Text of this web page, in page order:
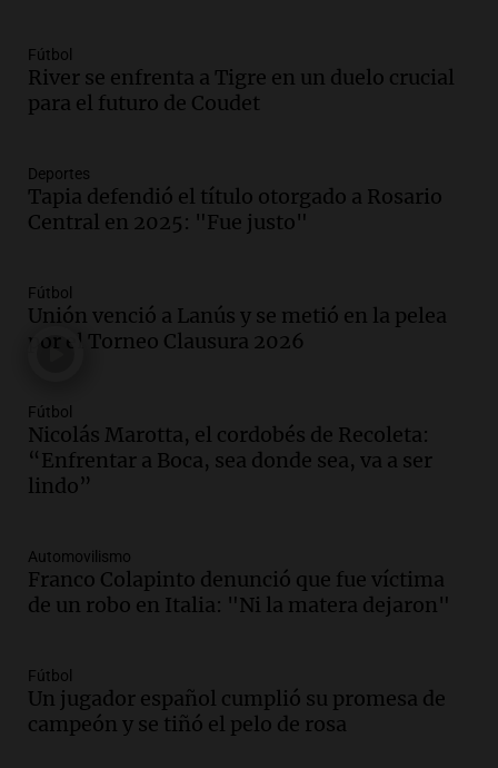
Inseguridad Rural convoca a
productores agropecuarios para
septiembre
Audio.
régimen de expropiaciones y desalojos
tras sesión legislativa intensa
Audio.
abrió una vía de reclamo para miles de
descendientes
Audio.Rafaela impulsa un registro de
comedores y merenderos comunitarios
para mejorar la asistencia alimentaria
Audio. Detuvieron a un policía acusado
de robarle $2 millones a una mujer en
Aguas Blancas
Episodios
Audio.El Conicet y el Museo Castagnino
invitan a una charla sobre pantallas en
Fútbol
River se enfrenta a Tigre en un duelo crucial
para el futuro de Coudet
Deportes
Tapia defendió el título otorgado a Rosario
Central en 2025: "Fue justo"
Fútbol
Unión venció a Lanús y se metió en la pelea
por el Torneo Clausura 2026
Fútbol
Nicolás Marotta, el cordobés de Recoleta:
“Enfrentar a Boca, sea donde sea, va a ser
lindo”
Automovilismo
Franco Colapinto denunció que fue víctima
de un robo en Italia: "Ni la matera dejaron"
Fútbol
Un jugador español cumplió su promesa de
campeón y se tiñó el pelo de rosa